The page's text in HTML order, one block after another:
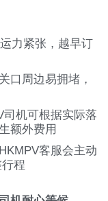
力紧张，越早订
口周边易拥堵，
司机可根据实际落
额外费用
客服会主动
程